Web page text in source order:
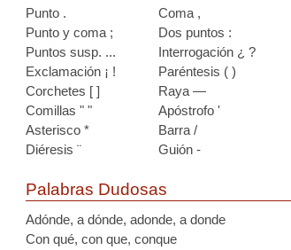
Punto .
Coma ,
Punto y coma ;
Dos puntos :
Puntos susp. ...
Interrogación ¿ ?
Exclamación ¡ !
Paréntesis ( )
Corchetes [ ]
Raya —
Comillas " "
Apóstrofo '
Asterisco *
Barra /
Diéresis ¨
Guión -
Palabras Dudosas
Adónde, a dónde, adonde, a donde
Con qué, con que, conque